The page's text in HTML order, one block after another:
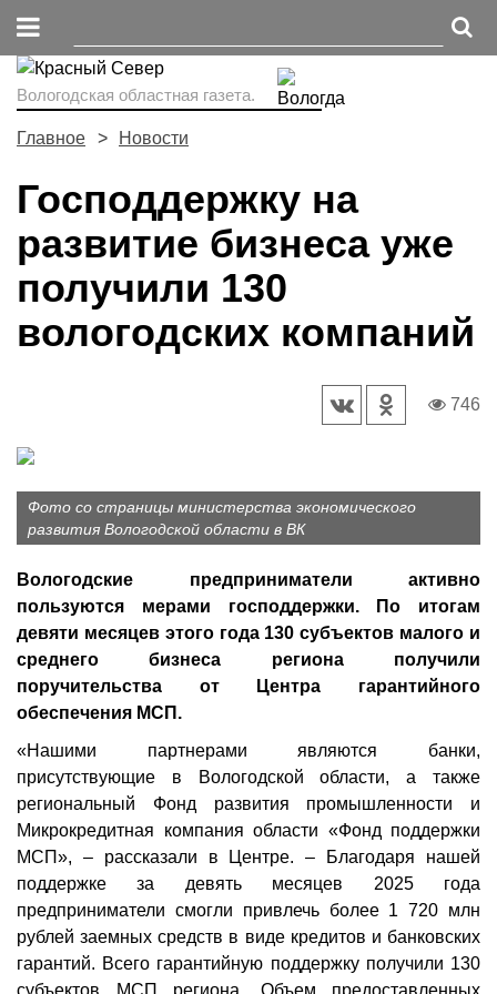
Вологодская областная газета.
Главное Новости
Господдержку на
развитие бизнеса уже
получили 130
вологодских компаний
746
Фото со страницы министерства экономического
развития Вологодской области в ВК
Вологодские предприниматели активно
пользуются мерами господдержки. По итогам
девяти месяцев этого года 130 субъектов малого и
среднего бизнеса региона получили
поручительства от Центра гарантийного
обеспечения МСП.
«Нашими партнерами являются банки,
присутствующие в Вологодской области, а также
региональный Фонд развития промышленности и
Микрокредитная компания области «Фонд поддержки
МСП», – рассказали в Центре. – Благодаря нашей
поддержке за девять месяцев 2025 года
предприниматели смогли привлечь более 1 720 млн
рублей заемных средств в виде кредитов и банковских
гарантий. Всего гарантийную поддержку получили 130
субъектов МСП региона. Объем предоставленных